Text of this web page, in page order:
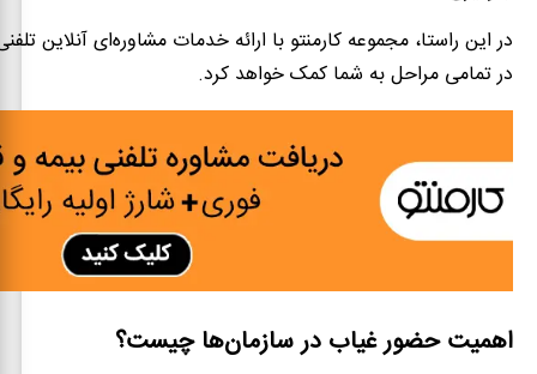
در تمامی مراحل به شما کمک خواهد کرد.
اهمیت حضور غیاب در سازمان‌ها چیست؟